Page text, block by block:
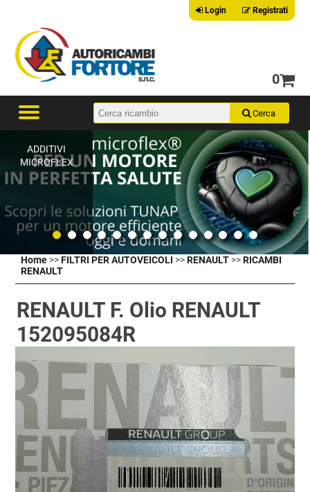
Login Registrati
0
ADDITIVI
MICROFLEX
Home >>FILTRI PER AUTOVEICOLI >>RENAULT >>RICAMBI
RENAULT
RENAULT F. Olio RENAULT
152095084R